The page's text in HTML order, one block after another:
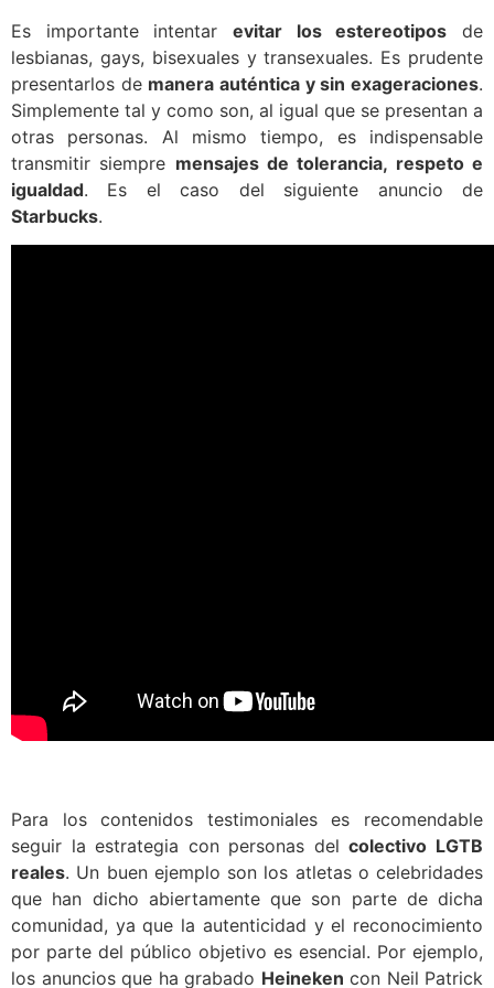
Es importante intentar evitar los estereotipos de
lesbianas, gays, bisexuales y transexuales. Es prudente
presentarlos de manera auténtica y sin exageraciones.
Simplemente tal y como son, al igual que se presentan a
otras personas. Al mismo tiempo, es indispensable
transmitir siempre mensajes de tolerancia, respeto e
igualdad. Es el caso del siguiente anuncio de
Starbucks.
Para los contenidos testimoniales es recomendable
seguir la estrategia con personas delcolectivo LGTB
reales. Un buen ejemplo son los atletas o celebridades
que han dicho abiertamente que son parte de dicha
comunidad, ya que la autenticidad y el reconocimiento
por parte del público objetivo es esencial. Por ejemplo,
los anuncios que ha grabado Heineken con Neil Patrick